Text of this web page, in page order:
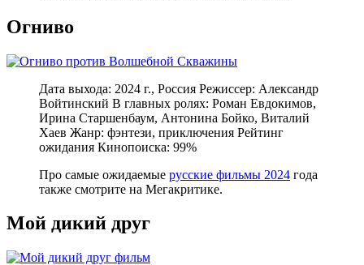
Огниво
Дата выхода: 2024 г., Россия Режиссер: Александр
Войтинский В главных ролях: Роман Евдокимов,
Ирина Старшенбаум, Антонина Бойко, Виталий
Хаев Жанр: фэнтези, приключения Рейтинг
ожидания Кинопоиска: 99%
Про самые ожидаемые русские фильмы 2024 года
также смотрите на Мегакритике.
Мой дикий друг